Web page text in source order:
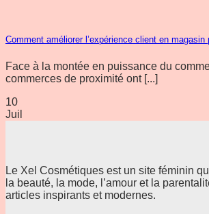
Comment améliorer l’expérience client en magasin
Face à la montée en puissance du
commerces de proximité ont [...]
10
Juil
Le Xel Cosmétiques est un site féminin
la beauté, la mode, l’amour et la
articles inspirants et modernes.